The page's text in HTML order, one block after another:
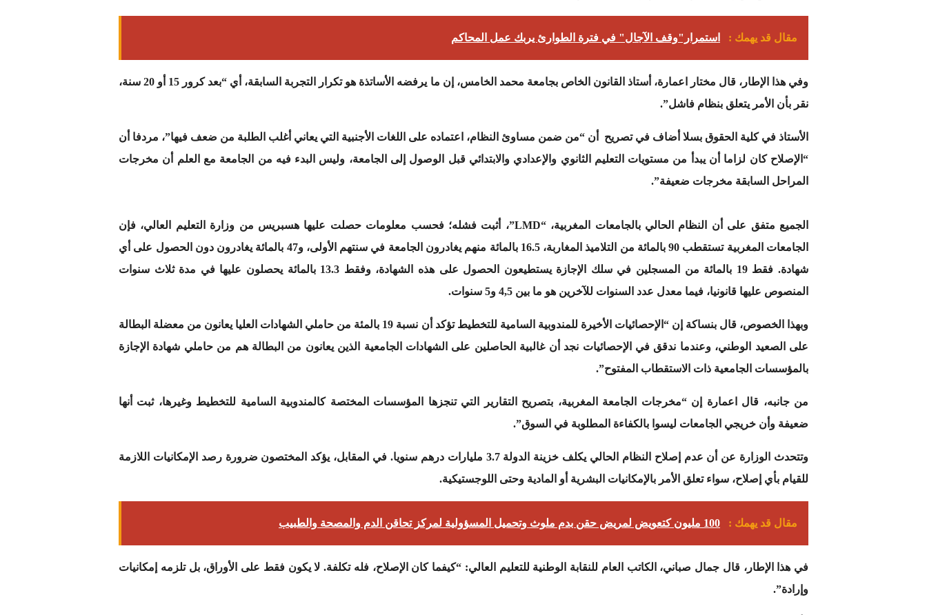
مقال قد يهمك : استمرار"وقف الآجال" في فترة الطوارئ يربك عمل المحاكم
وفي هذا الإطار، قال مختار اعمارة، أستاذ القانون الخاص بجامعة محمد الخامس، إن ما يرفضه الأساتذة هو تكرار التجربة السابقة، أي “بعد كرور 15 أو 20 سنة،
نقر بأن الأمر يتعلق بنظام فاشل”.
الأستاذ في كلية الحقوق بسلا أضاف في تصريح أن “من ضمن مساوئ النظام، اعتماده على اللغات الأجنبية التي يعاني أغلب الطلبة من ضعف فيها”، مردفا أن
“الإصلاح كان لزاما أن يبدأ من مستويات التعليم الثانوي والإعدادي والابتدائي قبل الوصول إلى الجامعة، وليس البدء فيه من الجامعة مع العلم أن مخرجات
المراحل السابقة مخرجات ضعيفة”.
الجميع متفق على أن النظام الحالي بالجامعات المغربية، “LMD”، أثبت فشله؛ فحسب معلومات حصلت عليها هسبريس من وزارة التعليم العالي، فإن
الجامعات المغربية تستقطب 90 بالمائة من التلاميذ المغاربة، 16.5 بالمائة منهم يغادرون الجامعة في سنتهم الأولى، و47 بالمائة يغادرون دون الحصول على أي
شهادة. فقط 19 بالمائة من المسجلين في سلك الإجازة يستطيعون الحصول على هذه الشهادة، وفقط 13.3 بالمائة يحصلون عليها في مدة ثلاث سنوات
المنصوص عليها قانونيا، فيما معدل عدد السنوات للآخرين هو ما بين 4,5 و5 سنوات.
وبهذا الخصوص، قال بنساكة إن “الإحصائيات الأخيرة للمندوبية السامية للتخطيط تؤكد أن نسبة 19 بالمئة من حاملي الشهادات العليا يعانون من معضلة البطالة
على الصعيد الوطني، وعندما ندقق في الإحصائيات نجد أن غالبية الحاصلين على الشهادات الجامعية الذين يعانون من البطالة هم من حاملي شهادة الإجازة
بالمؤسسات الجامعية ذات الاستقطاب المفتوح”.
من جانبه، قال اعمارة إن “مخرجات الجامعة المغربية، بتصريح التقارير التي تنجزها المؤسسات المختصة كالمندوبية السامية للتخطيط وغيرها، ثبت أنها
ضعيفة وأن خريجي الجامعات ليسوا بالكفاءة المطلوبة في السوق”.
وتتحدث الوزارة عن أن عدم إصلاح النظام الحالي يكلف خزينة الدولة 3.7 مليارات درهم سنويا. في المقابل، يؤكد المختصون ضرورة رصد الإمكانيات اللازمة
للقيام بأي إصلاح، سواء تعلق الأمر بالإمكانيات البشرية أو المادية وحتى اللوجستيكية.
مقال قد يهمك : 100 مليون كتعويض لمريض حقن بدم ملوث وتحميل المسؤولية لمرکز تحاقن الدم والمصحة والطبيب
في هذا الإطار، قال جمال صباني، الكاتب العام للنقابة الوطنية للتعليم العالي: “كيفما كان الإصلاح، فله تكلفة. لا يكون فقط على الأوراق، بل تلزمه إمكانيات
وإرادة”.